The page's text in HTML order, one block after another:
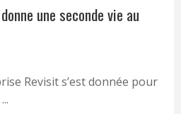
une seconde vie au
Revisit s’est donnée pour